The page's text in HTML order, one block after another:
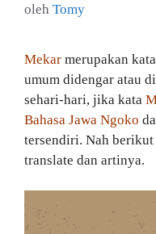
oleh Tomy
Mekar merupakan
umum didengar atau
sehari-hari, jika kata
Bahasa Jawa Ngoko
tersendiri. Nah
translate dan artinya.